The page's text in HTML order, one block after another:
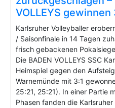
VOLLEYS gewinnen
Karlsruher Volleyballer
/ Saisonfinale in 14 Tagen
frisch gebackenen
Die BADEN VOLLEYS SSC
Heimspiel gegen den
Warnemünde mit 3:1
25:21, 25:21). In einer Partie
Phasen fanden die Karlsruher